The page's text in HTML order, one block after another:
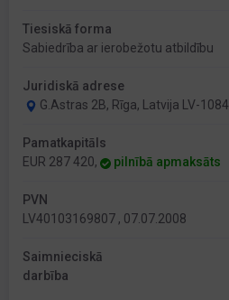
Tiesiskā forma
Sabiedrība ar ierobežotu atbildību
Juridiskā adrese
G.Astras 2B, Rīga, Latvija LV-1084
Pamatkapitāls
EUR 287 420,
pilnībā apmaksāts
PVN
LV40103169807 , 07.07.2008
Saimnieciskā
darbība